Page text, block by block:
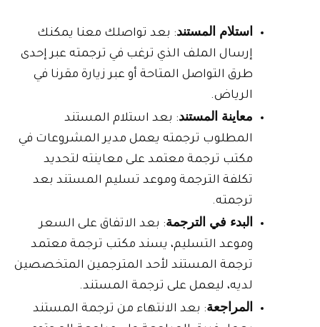
استلام المستند: بعد تواصلك معنا يمكنك
إرسال الملف الذي ترغب في ترجمته عبر إحدى
طرق التواصل المتاحة أو عبر زيارة مقرنا في
الرياض.
معاينة المستند: بعد استلام المستند
المطلوب ترجمته يعمل مدير المشروعات في
مكتب ترجمة معتمد على معاينته لتحديد
تكلفة الترجمة وموعد تسليم المستند بعد
ترجمته.
البدء في الترجمة: بعد الاتفاق على السعر
وموعد التسليم، يسند مكتب ترجمة معتمد
ترجمة المستند لأحد المترجمين المتخصصين
لديه، ليعمل على ترجمة المستند.
المراجعة: بعد الانتهاء من ترجمة المستند